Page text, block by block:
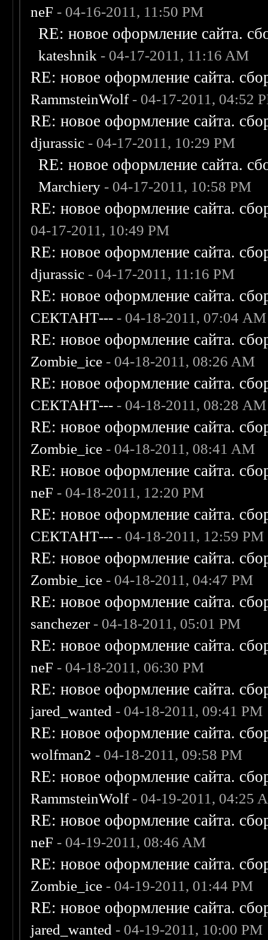
neF - 04-16-2011, 11:50 PM
RE: новое оформление сайта.
kateshnik - 04-17-2011, 11:16 AM
RE: новое оформление сайта.
RammsteinWolf- 04-17-2011, 04:52
RE: новое оформление сайта.
djurassic - 04-17-2011, 10:29 PM
RE: новое оформление сайта.
Marchiery - 04-17-2011, 10:58 PM
RE: новое оформление сайта.
04-17-2011, 10:49 PM
RE: новое оформление сайта.
djurassic - 04-17-2011, 11:16 PM
RE: новое оформление сайта.
СЕКТАНТ--- - 04-18-2011, 07:04 AM
RE: новое оформление сайта.
Zombie_ice - 04-18-2011, 08:26 AM
RE: новое оформление сайта.
СЕКТАНТ--- - 04-18-2011, 08:28 AM
RE: новое оформление сайта.
Zombie_ice - 04-18-2011, 08:41 AM
RE: новое оформление сайта.
neF - 04-18-2011, 12:20 PM
RE: новое оформление сайта.
СЕКТАНТ--- - 04-18-2011, 12:59 PM
RE: новое оформление сайта.
Zombie_ice - 04-18-2011, 04:47 PM
RE: новое оформление сайта.
sanchezer- 04-18-2011, 05:01 PM
RE: новое оформление сайта.
neF - 04-18-2011, 06:30 PM
RE: новое оформление сайта.
jared_wanted - 04-18-2011, 09:41 PM
RE: новое оформление сайта.
wolfman2 - 04-18-2011, 09:58 PM
RE: новое оформление сайта.
RammsteinWolf- 04-19-2011, 04:25
RE: новое оформление сайта.
neF - 04-19-2011, 08:46 AM
RE: новое оформление сайта.
Zombie_ice - 04-19-2011, 01:44 PM
RE: новое оформление сайта.
jared_wanted - 04-19-2011, 10:00 PM